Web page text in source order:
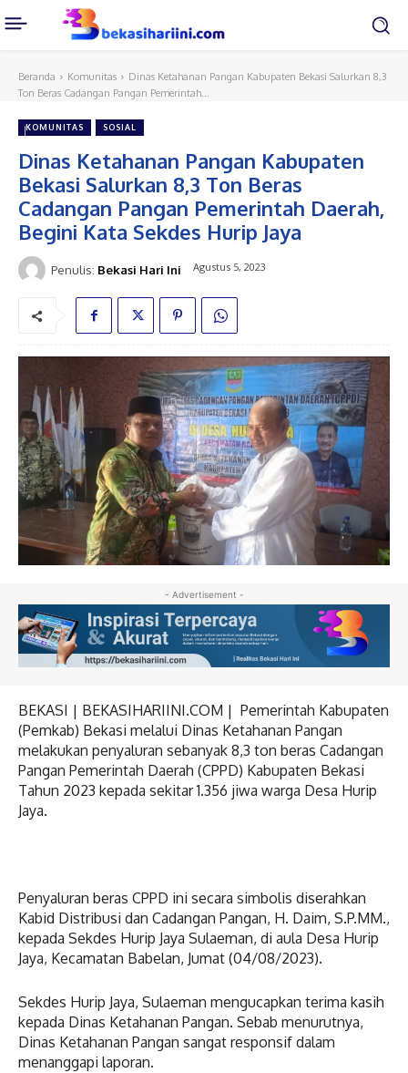
Beranda Komunitas
Dinas Ketahanan Pangan Kabupaten Bekasi Salurkan 8,3
Ton Beras Cadangan Pangan Pemerintah...
KOMUNITAS SOSIAL
Dinas Ketahanan Pangan Kabupaten
Bekasi Salurkan 8,3 Ton Beras
Cadangan Pangan Pemerintah Daerah,
Begini Kata Sekdes Hurip Jaya
Penulis: Bekasi Hari Ini Agustus 5, 2023
- Advertisement -
BEKASI | BEKASIHARIINI.COM | Pemerintah Kabupaten
(Pemkab) Bekasi melalui Dinas Ketahanan Pangan
melakukan penyaluran sebanyak 8,3 ton beras Cadangan
Pangan Pemerintah Daerah (CPPD) Kabupaten Bekasi
Tahun 2023 kepada sekitar 1.356 jiwa warga Desa Hurip
Jaya.
Penyaluran beras CPPD ini secara simbolis diserahkan
Kabid Distribusi dan Cadangan Pangan, H. Daim, S.P.MM.,
kepada Sekdes Hurip Jaya Sulaeman, di aula Desa Hurip
Jaya, Kecamatan Babelan, Jumat (04/08/2023).
Sekdes Hurip Jaya, Sulaeman mengucapkan terima kasih
kepada Dinas Ketahanan Pangan. Sebab menurutnya,
Dinas Ketahanan Pangan sangat responsif dalam
menanggapi laporan.